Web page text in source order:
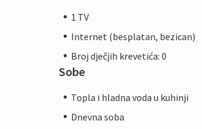
1 TV
Internet (besplatan, bezican)
Broj dječjih krevetića: 0
Sobe
Topla i hladna voda u kuhinji
Dnevna soba